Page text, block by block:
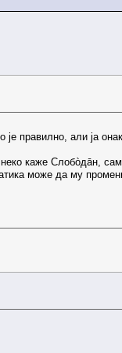
правилно, али ја
каже Слобòдāн,
може да му